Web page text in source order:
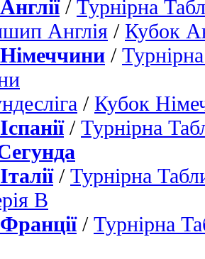
/ Турнірна
Англія / Кубок
/
/ Кубок
/ Турнірна
/ Турнірна
B
/ Турнірна